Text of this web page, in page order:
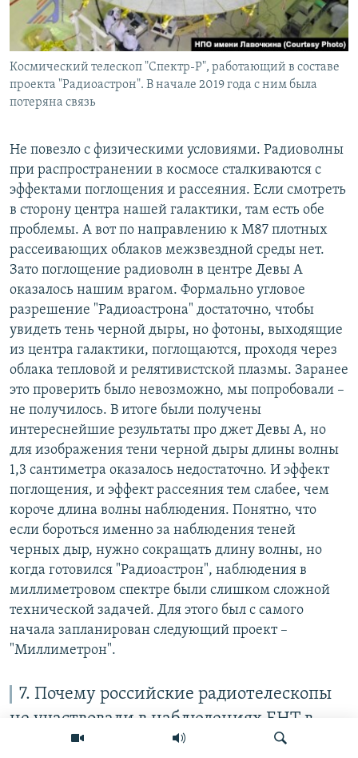
Космический телескоп "Спектр-Р", работающий в составе
проекта "Радиоастрон". В начале 2019 года с ним была
потеряна связь
Не повезло с физическими условиями. Радиоволны
при распространении в космосе сталкиваются с
эффектами поглощения и рассеяния. Если смотреть
в сторону центра нашей галактики, там есть обе
проблемы. А вот по направлению к M87 плотных
рассеивающих облаков межзвездной среды нет.
Зато поглощение радиоволн в центре Девы А
оказалось нашим врагом. Формально угловое
разрешение "Радиоастрона" достаточно, чтобы
увидеть тень черной дыры, но фотоны, выходящие
из центра галактики, поглощаются, проходя через
облака тепловой и релятивистской плазмы. Заранее
это проверить было невозможно, мы попробовали –
не получилось. В итоге были получены
интереснейшие результаты про джет Девы А, но
для изображения тени черной дыры длины волны
1,3 сантиметра оказалось недостаточно. И эффект
поглощения, и эффект рассеяния тем слабее, чем
короче длина волны наблюдения. Понятно, что
если бороться именно за наблюдения теней
черных дыр, нужно сокращать длину волны, но
когда готовился "Радиоастрон", наблюдения в
миллиметровом спектре были слишком сложной
технической задачей. Для этого был с самого
начала запланирован следующий проект –
"Миллиметрон".
7. Почему российские радиотелескопы
не участвовали в наблюдениях EHT в
составе общего интерферометра?